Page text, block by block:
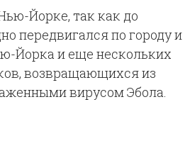
Йорке, так как до
передвигался по городу и
Йорка и еще нескольких
возвращающихся из
вирусом Эбола.